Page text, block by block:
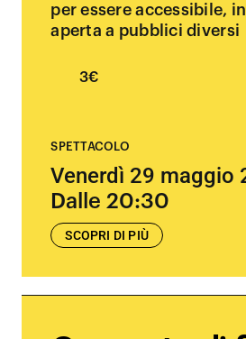
per essere accessibile,
aperta a pubblici diversi
3€
SPETTACOLO
Venerdì 29 maggio
Dalle 20:30
SCOPRI DI PIÙ